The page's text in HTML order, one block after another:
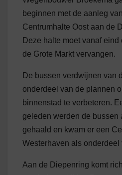
beginnen met de aanleg
Centrumhalte Oost aan de
Deze halte moet vanaf
de Grote Markt vervangen.
De bussen verdwijnen van
onderdeel van de plannen
binnenstad te verbeteren.
geleden werden de bussen
gehaald en kwam er een
Westerhaven als onderdeel
Aan de Diepenring komt